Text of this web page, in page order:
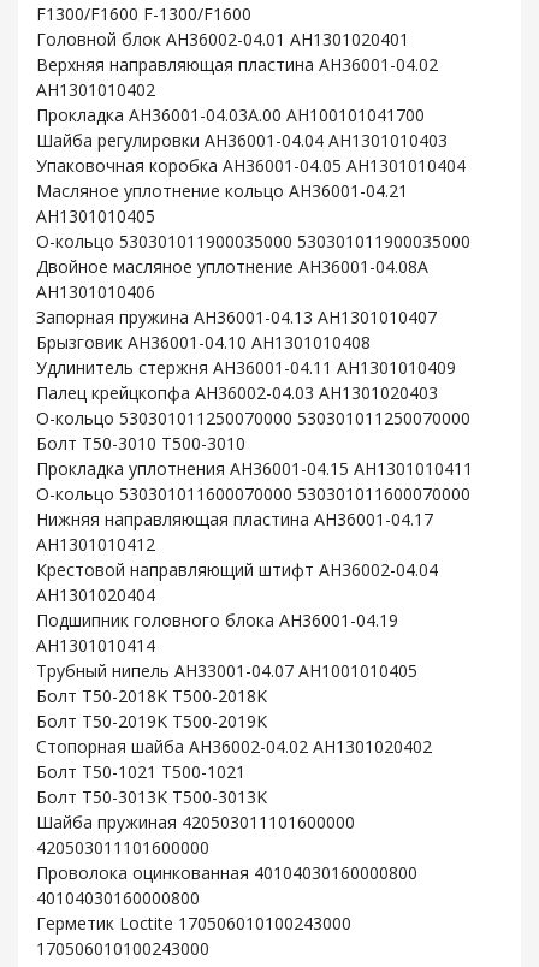
F1300/F1600 F-1300/F1600
Головной блок AH36002-04.01 AH1301020401
Верхняя направляющая пластина AH36001-04.02
AH1301010402
Прокладка AH36001-04.03A.00 AH100101041700
Шайба регулировки AH36001-04.04 AH1301010403
Упаковочная коробка AH36001-04.05 AH1301010404
Масляное уплотнение кольцо AH36001-04.21
AH1301010405
O-кольцо 530301011900035000 530301011900035000
Двойное масляное уплотнение AH36001-04.08A
AH1301010406
Запорная пружина AH36001-04.13 AH1301010407
Брызговик AH36001-04.10 AH1301010408
Удлинитель стержня AH36001-04.11 AH1301010409
Палец крейцкопфа AH36002-04.03 AH1301020403
O-кольцо 530301011250070000 530301011250070000
Болт T50-3010 T500-3010
Прокладка уплотнения AH36001-04.15 AH1301010411
O-кольцо 530301011600070000 530301011600070000
Нижняя направляющая пластина AH36001-04.17
AH1301010412
Крестовой направляющий штифт AH36002-04.04
AH1301020404
Подшипник головного блока AH36001-04.19
AH1301010414
Трубный нипель AH33001-04.07 AH1001010405
Болт T50-2018K T500-2018K
Болт T50-2019K T500-2019K
Стопорная шайба AH36002-04.02 AH1301020402
Болт T50-1021 T500-1021
Болт T50-3013K T500-3013K
Шайба пружиная 420503011101600000
420503011101600000
Проволока оцинкованная 40104030160000800
40104030160000800
Герметик Loctite 170506010100243000
170506010100243000